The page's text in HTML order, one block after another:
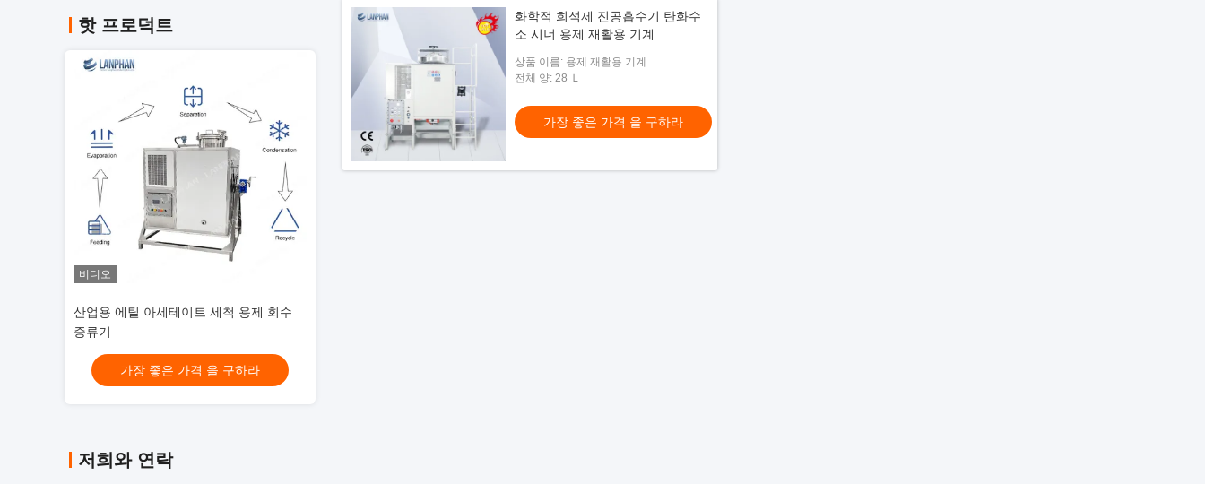
핫 프로덕트
비디오
산업용 에틸 아세테이트 세척 용제 회수
증류기
가장 좋은 가격 을 구하라
저희와 연락
화학적 희석제 진공흡수기 탄화수
소 시너 용제 재활용 기계
상품 이름: 용제 재활용 기계
전체 양: 28 Ｌ
가장 좋은 가격 을 구하라